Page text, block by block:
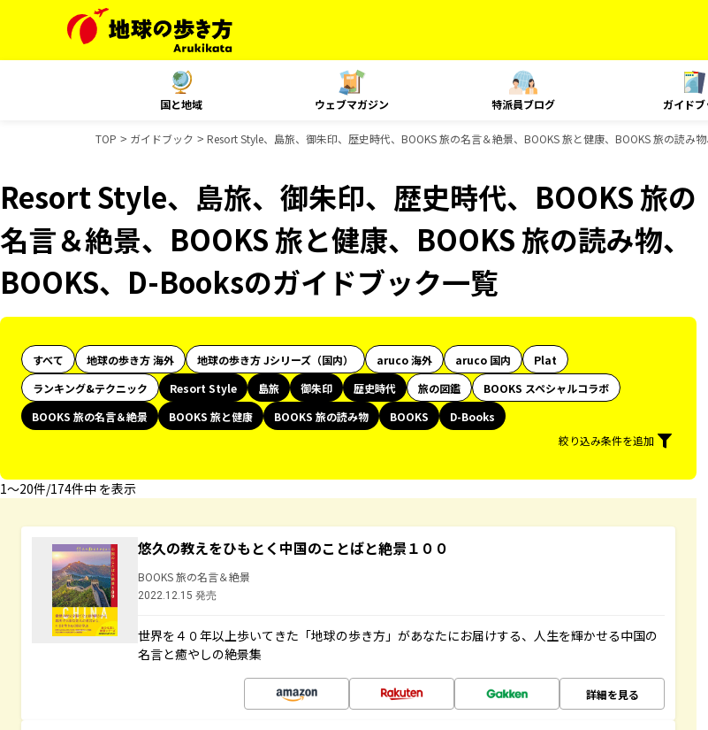
国と地域 ウェブマガジン 特派員ブログ ガイドブ
TOP ガイドブック Resort Style、島旅、御朱印、歴史時代、BOOKS 旅の名言＆絶景、BOOKS 旅と健康、BOOKS 旅の読み
Resort Style、島旅、御朱印、歴史時代、BOOKS 旅の
名言＆絶景、BOOKS 旅と健康、BOOKS 旅の読み物、
BOOKS、D-Booksのガイドブック一覧
すべて 地球の歩き方 海外 地球の歩き方 Jシリーズ（国内） aruco 海外 aruco 国内
Plat
ランキング&テクニック
Resort Style 島旅 御朱印 歴史時代 旅の図鑑
BOOKS スペシャルコラボ
BOOKS 旅の名言＆絶景
BOOKS 旅と健康 BOOKS 旅の読み物 BOOKS
D-Books
絞り込み条件を追加
1〜20件/174件中 を表示
悠久の教えをひもとく中国のことばと絶景１００
BOOKS 旅の名言＆絶景
2022.12.15 発売
世界を４０年以上歩いてきた「地球の歩き方」があなたにお届けする、人生を輝かせる中国の
名言と癒やしの絶景集
詳細を見る